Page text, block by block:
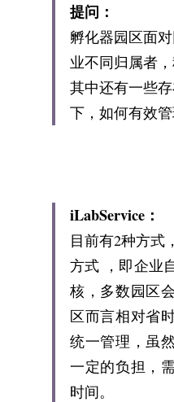
提问：
孵化器园区面
业不同归属者
其中还有一些
下，如何有效管
iLabService：
目前有2种方式
方式 ，即企业
核，多数园区
区而言相对省
统一管理，虽
一定的负担，
时间。